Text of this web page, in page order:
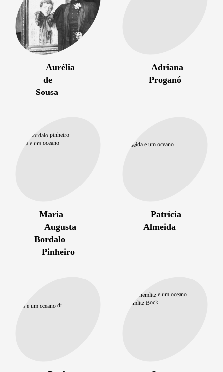
Aurélia
de
Sousa
Adriana
Proganó
Maria
Augusta
Bordalo
Pinheiro
Patrícia
Almeida